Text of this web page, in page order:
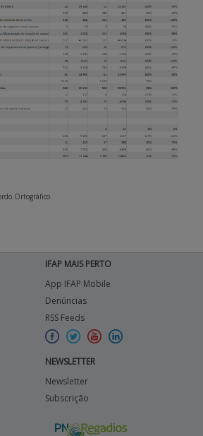
Ortográfico.
IFAP MAIS PERTO
App IFAP Mobile
Denúncias
RSS Feeds
NEWSLETTER
Newsletter
Subscrição